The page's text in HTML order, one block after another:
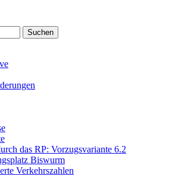
NEIN DANKE ist ein loser
und Bürgern der Stadt Villingen-
gegen den Bau des Nordzubringers,
positioniert.
das RP: Vorzugsvariante 6.2
Biswurm
Verkehrszahlen